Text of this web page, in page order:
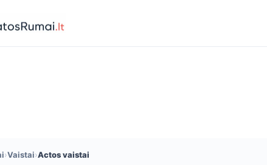
›Vaistai›Actos vaistai